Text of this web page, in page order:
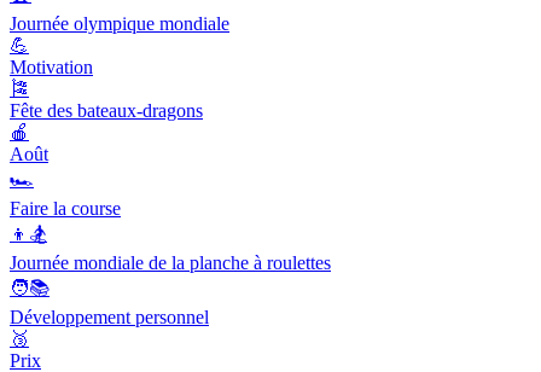
Journée olympique mondiale
💪
Motivation
🎏
Fête des bateaux-dragons
🍎
Août
🏎
Faire la course
👦🏂
Journée mondiale de la planche à roulettes
🧑📚
Développement personnel
🥉
Prix